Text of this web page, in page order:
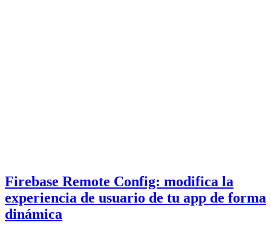
Firebase Remote Config: modifica la
experiencia de usuario de tu app de forma
dinámica